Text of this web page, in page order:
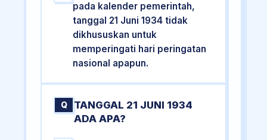
pada kalender pemerintah,
tanggal 21 Juni 1934 tidak
dikhususkan untuk
memperingati hari peringatan
nasional apapun.
Q
TANGGAL 21 JUNI 1934
ADA APA?